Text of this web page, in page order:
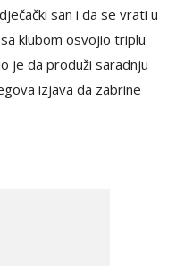
san i da se vrati u
klubom osvojio triplu
je da produži saradnju
izjava da zabrine